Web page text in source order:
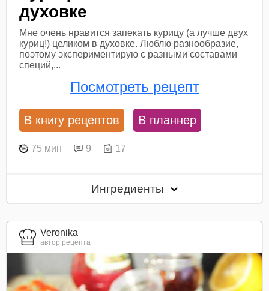
духовке
Мне очень нравится запекать курицу (а лучше двух
куриц!) целиком в духовке. Люблю разнообразие,
поэтому экспериментирую с разными составами
специй,...
Посмотреть рецепт
В книгу рецептов В планнер
75 мин 9 17
Ингредиенты
Veronika
автор рецепта